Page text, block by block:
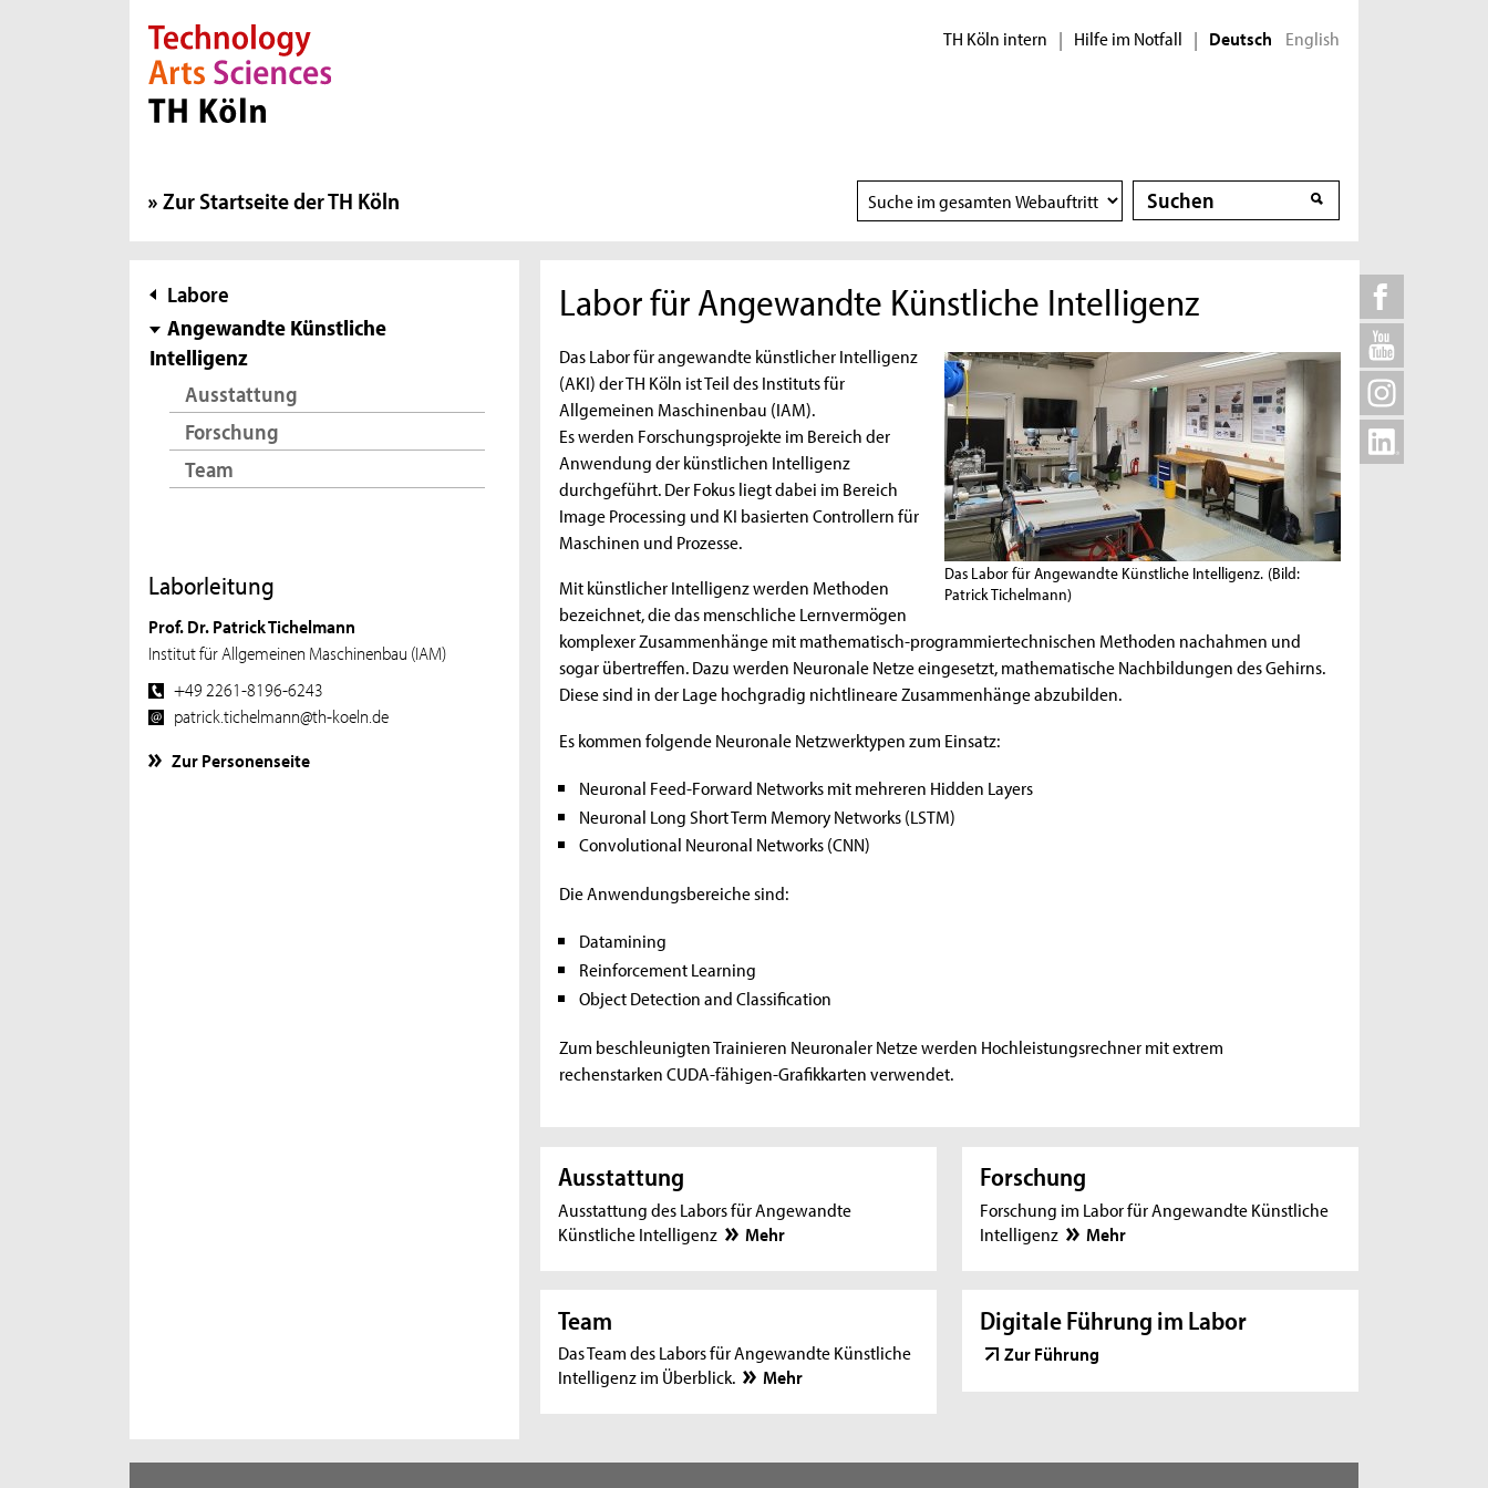
Direkt zur Hauptnavigation
Direkt zur Subnavigation
Direkt zum Inhalt
Direkt zum Fußbereich TH Köln intern | Hilfe im Notfall | Deutsch English
Zur Startseite der TH Köln
Suchbereich
wählen
Suche
Suche
Subnavigation
Labore
Angewandte Künstliche
Intelligenz
Ausstattung
Forschung
Team
Laborleitung
Prof. Dr. Patrick Tichelmann
Institut für Allgemeinen Maschinenbau (IAM)
+49 2261-8196-6243
patrick.tichelmann@th-koeln.de
Zur Personenseite
Labor für Angewandte Künstliche Intelligenz
Das Labor für Angewandte Künstliche Intelligenz. (Bild:
Patrick Tichelmann)
Das Labor für angewandte künstlicher Intelligenz
(AKI) der TH Köln ist Teil des Instituts für
Allgemeinen Maschinenbau (IAM).
Es werden Forschungsprojekte im Bereich der
Anwendung der künstlichen Intelligenz
durchgeführt. Der Fokus liegt dabei im Bereich
Image Processing und KI basierten Controllern für
Maschinen und Prozesse.
Mit künstlicher Intelligenz werden Methoden
bezeichnet, die das menschliche Lernvermögen
komplexer Zusammenhänge mit mathematisch-programmiertechnischen Methoden nachahmen und
sogar übertreffen. Dazu werden Neuronale Netze eingesetzt, mathematische Nachbildungen des Gehirns.
Diese sind in der Lage hochgradig nichtlineare Zusammenhänge abzubilden.
Es kommen folgende Neuronale Netzwerktypen zum Einsatz:
Neuronal Feed-Forward Networks mit mehreren Hidden Layers
Neuronal Long Short Term Memory Networks (LSTM)
Convolutional Neuronal Networks (CNN)
Die Anwendungsbereiche sind:
Datamining
Reinforcement Learning
Object Detection and Classification
Zum beschleunigten Trainieren Neuronaler Netze werden Hochleistungsrechner mit extrem
rechenstarken CUDA-fähigen-Grafikkarten verwendet.
Ausstattung
Ausstattung des Labors für Angewandte
Künstliche Intelligenz
Mehr
Forschung
Forschung im Labor für Angewandte Künstliche
Intelligenz
Mehr
Team
Das Team des Labors für Angewandte Künstliche
Intelligenz im Überblick.
Mehr
Digitale Führung im Labor
Zur Führung